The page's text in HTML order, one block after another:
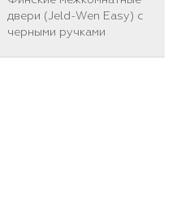
двери (Jeld-Wen Easy) с
черными ручками